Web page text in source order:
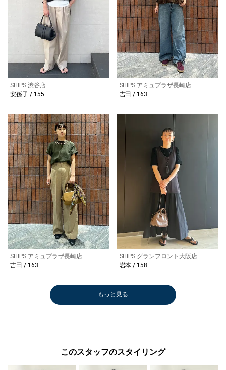
SHIPS 渋谷店
安孫子 / 155
SHIPS アミュプラザ長崎店
吉田 / 163
SHIPS アミュプラザ長崎店
吉田 / 163
SHIPS グランフロント大阪店
本 / 158
もっと見る
このスタッフのスタイリング